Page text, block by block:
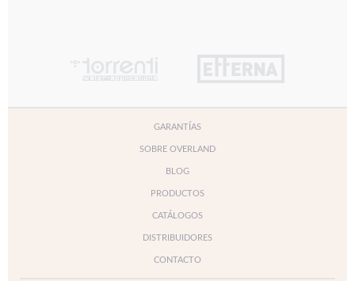
GARANTÍAS
SOBRE OVERLAND
BLOG
PRODUCTOS
CATÁLOGOS
DISTRIBUIDORES
CONTACTO